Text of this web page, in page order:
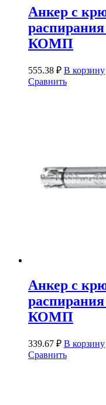
Анкер с
КОМП
555.38 ₽ В корзину
Сравнить
Анкер с
КОМП
339.67 ₽ В корзину
Сравнить